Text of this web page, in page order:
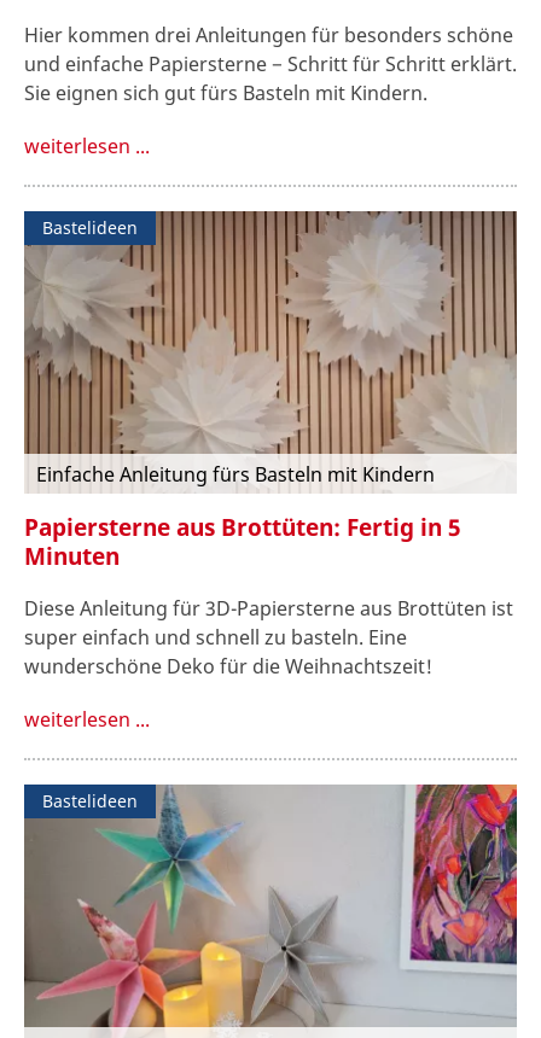
Hier kommen drei Anleitungen für besonders schöne
und einfache Papiersterne − Schritt für Schritt erklärt.
Sie eignen sich gut fürs Basteln mit Kindern.
weiterlesen ...
Bastelideen
Einfache Anleitung fürs Basteln mit Kindern
Papiersterne aus Brottüten: Fertig in 5
Minuten
Diese Anleitung für 3D-Papiersterne aus Brottüten ist
super einfach und schnell zu basteln. Eine
wunderschöne Deko für die Weihnachtszeit!
weiterlesen ...
Bastelideen